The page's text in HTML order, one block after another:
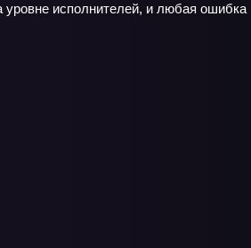
исполнителей, и любая ошибка